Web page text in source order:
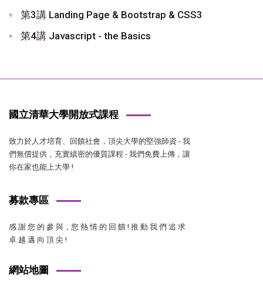
第3講 Landing Page & Bootstrap & CSS3
第4講 Javascript - the Basics
國立清華大學開放式課程
致力於人才培育、回饋社會，頂尖大學的堅強師資 - 我
們無償提供，充實縝密的優質課程 - 我們免費上傳，讓
你在家也能上大學 !
募款專區
感 謝 您 的 參 與，您 熱 情 的 回 饋 ! 推 動 我 們 追 求
卓 越 邁 向 頂 尖 !
網站地圖